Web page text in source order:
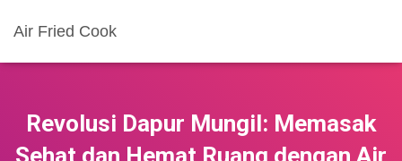
Air Fried Cook
Revolusi Dapur Mungil: Memasak
Sehat dan Hemat Ruang dengan Air